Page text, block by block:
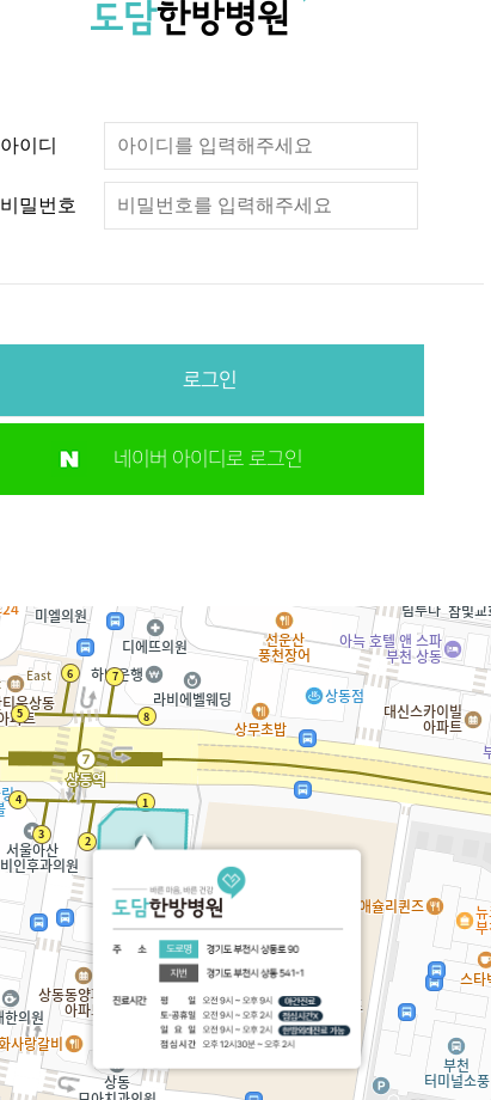
아이디
비밀번호
로그인
네이버 아이디로 로그인